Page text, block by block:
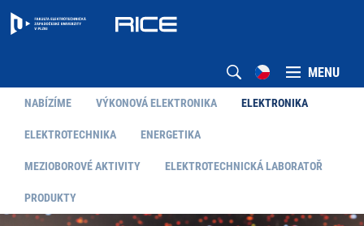
MENU
NABÍZÍME VÝKONOVÁ ELEKTRONIKA ELEKTRONIKA
ELEKTROTECHNIKA ENERGETIKA
MEZIOBOROVÉ AKTIVITY ELEKTROTECHNICKÁ LABORATOŘ
PRODUKTY